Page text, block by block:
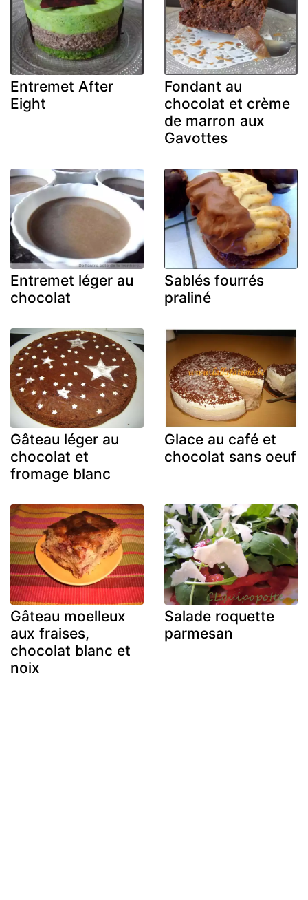
Entremet After
Eight
Fondant au
chocolat et crème
de marron aux
Gavottes
Entremet léger au
chocolat
Sablés fourrés
praliné
Gâteau léger au
chocolat et
fromage blanc
Glace au café et
chocolat sans oeuf
Gâteau moelleux
aux fraises,
chocolat blanc et
noix
Salade roquette
parmesan